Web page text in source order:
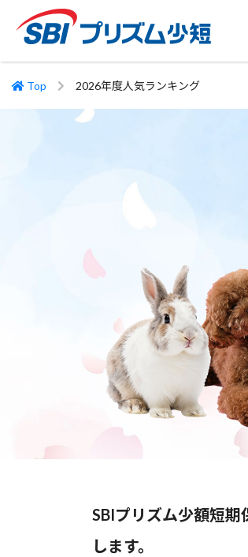
Top 2026年度人気ランキング
SBIプリズム少額短
します。